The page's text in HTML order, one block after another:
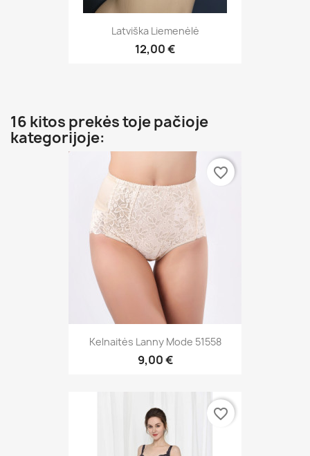
Latviška Liemenėlė
12,00 €
16 kitos prekės toje pačioje
kategorijoje:
Kelnaitės Lanny Mode 51558
9,00 €
favorite_border
favorite_border